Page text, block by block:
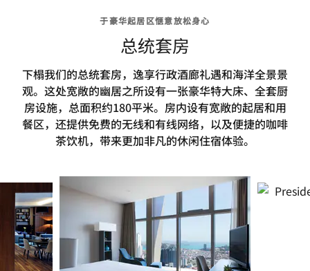
于豪华起居区惬意放松身心
总统套房
下榻我们的总统套房，逸享行政酒廊礼遇和海洋全景景
观。这处宽敞的幽居之所设有一张豪华特大床、全套厨
房设施，总面积约180平米。房内设有宽敞的起居和用
餐区，还提供免费的无线和有线网络，以及便捷的咖啡
茶饮机，带来更加非凡的休闲住宿体验。